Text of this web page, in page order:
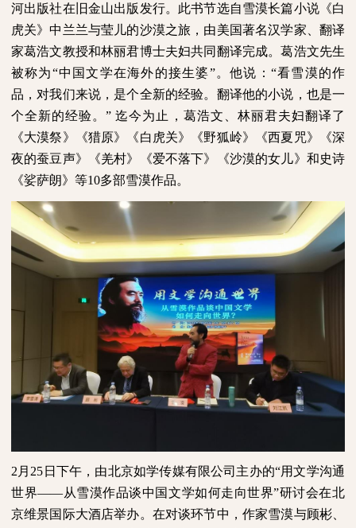
河出版社在旧金山出版发行。此书节选自雪漠长篇小说《白
虎关》中兰兰与莹儿的沙漠之旅，由美国著名汉学家、翻译
家葛浩文教授和林丽君博士夫妇共同翻译完成。葛浩文先生
被称为“中国文学在海外的接生婆”。他说：“看雪漠的作
品，对我们来说，是个全新的经验。翻译他的小说，也是一
个全新的经验。” 迄今为止，葛浩文、林丽君夫妇翻译了
《大漠祭》《猎原》《白虎关》《野狐岭》《西夏咒》《深
夜的蚕豆声》《羌村》《爱不落下》《沙漠的女儿》和史诗
《娑萨朗》等10多部雪漠作品。
2月25 日下午，由北京如学传媒有限公司主办的“用文学沟通
世界——从雪漠作品谈中国文学如何走向世界”研讨会在北
京维景国际大酒店举办。在对谈环节中，作家雪漠与顾彬、